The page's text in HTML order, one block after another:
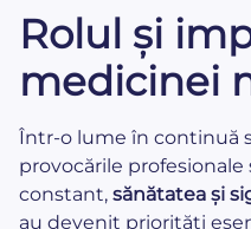
Rolul și
medicinei
Într-o lume în continuă
provocările profesionale
constant, sănătatea și
au devenit priorități